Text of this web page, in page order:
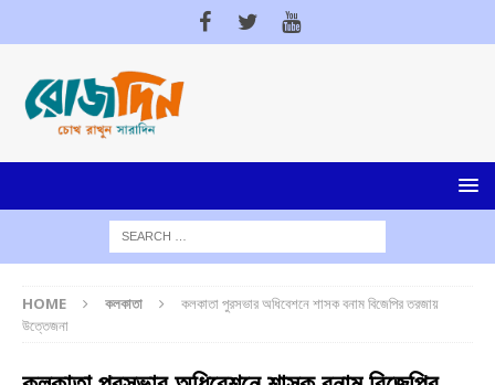
HOME কলকাতা
কলকাতা পুরসভার অধিবেশনে শাসক বনাম বিজেপির তরজায়
উত্তেজনা